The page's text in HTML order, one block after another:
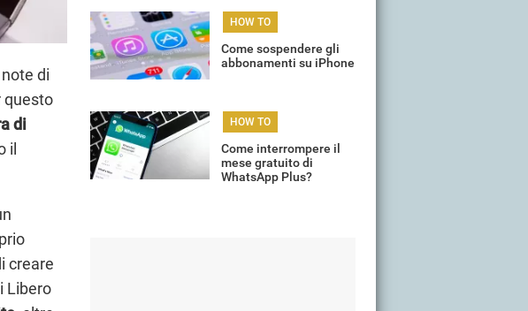
di
questo
di
il
creare
Libero
HOW TO
Come sospendere gli
abbonamenti su iPhone
HOW TO
Come interrompere il
mese gratuito di
WhatsApp Plus?